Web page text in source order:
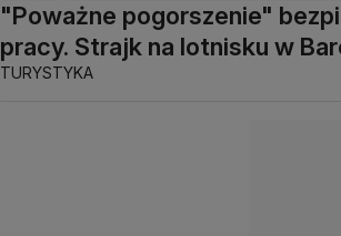
"Poważne pogorszenie"
pracy. Strajk na lotnisku w
TURYSTYKA